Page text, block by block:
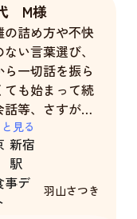
M様
の詰め方や不快
ない言葉選び、
ら一切話を振ら
ても始まって続
話等、さすがだ
と思いました。
ストに関して
お応えいただ
したので、大変
す。
見る
新宿
駅
事デ
羽山さつき